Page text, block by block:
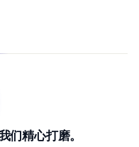
们精心打磨。